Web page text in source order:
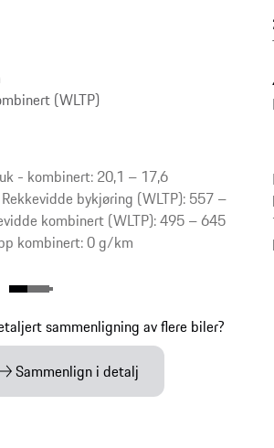
(WLTP)
- kombinert: 20,1 – 17,6
bykjøring (WLTP): 557 –
kombinert (WLTP): 495 – 645
kombinert: 0 g/km
sammenligning av flere biler?
Sammenlign i detalj